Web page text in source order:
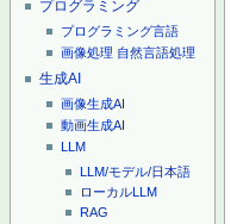
プログラミング
プログラミング言語
画像処理 自然言語処理
生成AI
画像生成AI
動画生成AI
LLM
LLM/モデル/日本語
ローカルLLM
RAG